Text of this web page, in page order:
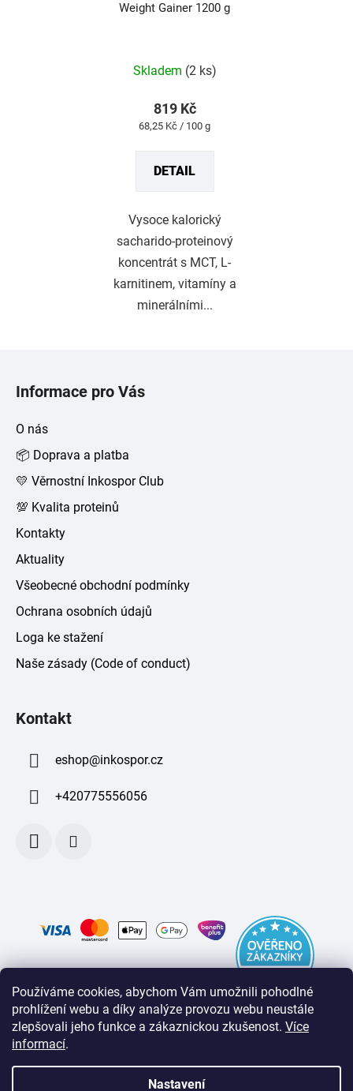
Používáme cookies, abychom Vám umožnili pohodlné
prohlížení webu a díky analýze provozu webu neustále
zlepšovali jeho funkce a zákaznickou zkušenost. Více
informací.
Nastavení
Weight Gainer 1200 g
produktu
hvězdiček.
Skladem (2 ks)
819 Kč
Měrná
68,25 Kč / 100 g
DETAIL
Vysoce kalorický
sacharido-proteinový
koncentrát s MCT, L-
karnitinem, vitamíny a
minerálními...
Informace pro Vás
O nás
📦 Doprava a platba
💛 Věrnostní Inkospor Club
💯 Kvalita proteinů
Kontakty
Aktuality
Všeobecné obchodní podmínky
Ochrana osobních údajů
Loga ke stažení
Naše zásady (Code of conduct)
Kontakt
eshop@inkospor.cz
+420775556056